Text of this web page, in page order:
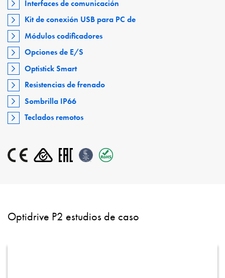
Interfaces de comunicación
Kit de conexión USB para PC de
Módulos codificadores
Opciones de E/S
Optistick Smart
Resistencias de frenado
Sombrilla IP66
Teclados remotos
Optidrive P2 estudios de caso